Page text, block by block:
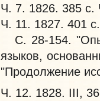
Ч. 7. 1826. 385 с.
Ч. 11. 1827. 401 с.
С. 28-154.
языков,
"Продолжение
Ч. 12. 1828. III,